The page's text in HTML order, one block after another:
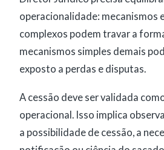
operacionalidade: mecanismos
complexos podem travar a
mecanismos simples demais
exposto a perdas e disputas.
A cessão deve ser validada
operacional. Isso implica
a possibilidade de cessão, a